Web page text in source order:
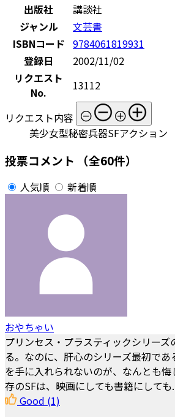
出版社
講談社
ジャンル
文芸書
ISBNコード 9784061819931
登録日
2002/11/02
リクエスト
No.
13112
リクエスト内容
美少女型秘密兵器SFアクション
投票コメント （全60件）
人気順 新着順
おやちゃい
プリンセス・プラスティックシリーズ
る。なのに、肝心のシリーズ最初であ
を手に入れられないのが、なんとも
存のSFは、映画にしても書籍にしても
Good (1)